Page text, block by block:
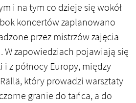
i na tym co dzieje się wokół
koncertów zaplanowano
przez mistrzów zajęcia
W zapowiedziach pojawiają się
z północy Europy, między
który prowadzi warsztaty
granie do tańca, a do